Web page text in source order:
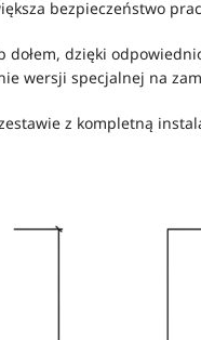
bezpieczeństwo
dzięki
wersji specjalnej na
z kompletną